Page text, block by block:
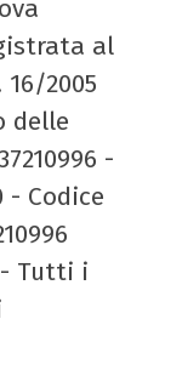
al
2005
delle
-
- Codice
- Tutti i